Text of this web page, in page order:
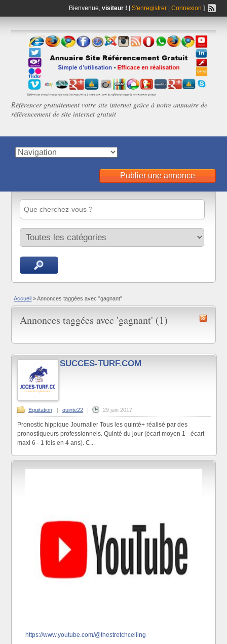
Bienvenue, visiteur ! [S'enregistrer| Connexion ]
Référencer gratuitement votre site internet grâce à notre annuaire de
référencement de site internet gratuit
Publier une annonce
Accueil » Annonces taggées avec "gagnant"
Annonces taggées avec 'gagnant' (1)
SUCCES-TURF.COM
Equitation | quinte22 | 29 juin 2017
Pronostic hippique Journalier Tous les quinté+ réalisé par des
pronostiqueurs professionnels. Quinté du jour (écart moyen 1 - écart
maxi 6 - 1 fois en 4 ans). C...
https://www.youtube.com/@thestretchceiling